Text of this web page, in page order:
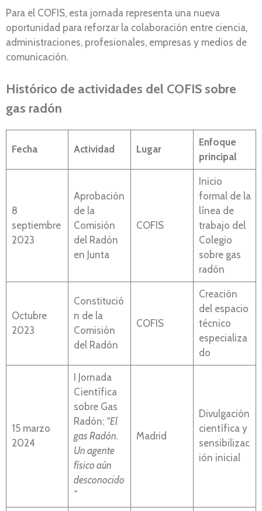
Para el COFIS, esta jornada representa una nueva
oportunidad para reforzar la colaboración entre ciencia,
administraciones, profesionales, empresas y medios de
comunicación.
Histórico de actividades del COFIS sobre
gas radón
Fecha Actividad Lugar
Enfoque
principal
8
septiembre
2023
Aprobación
de la
Comisión
del Radón
en Junta
COFIS
Inicio
formal de la
línea de
trabajo del
Colegio
sobre gas
radón
Octubre
2023
Constitució
n de la
Comisión
del Radón
COFIS
Creación
del espacio
técnico
especializa
do
15 marzo
2024
I Jornada
Científica
sobre Gas
Radón: “El
gas Radón.
Un agente
físico aún
desconocido
”
Madrid
Divulgación
científica y
sensibilizac
ión inicial